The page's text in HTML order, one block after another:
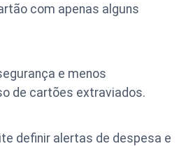
com apenas alguns
e menos
de cartões extraviados.
definir alertas de despesa e